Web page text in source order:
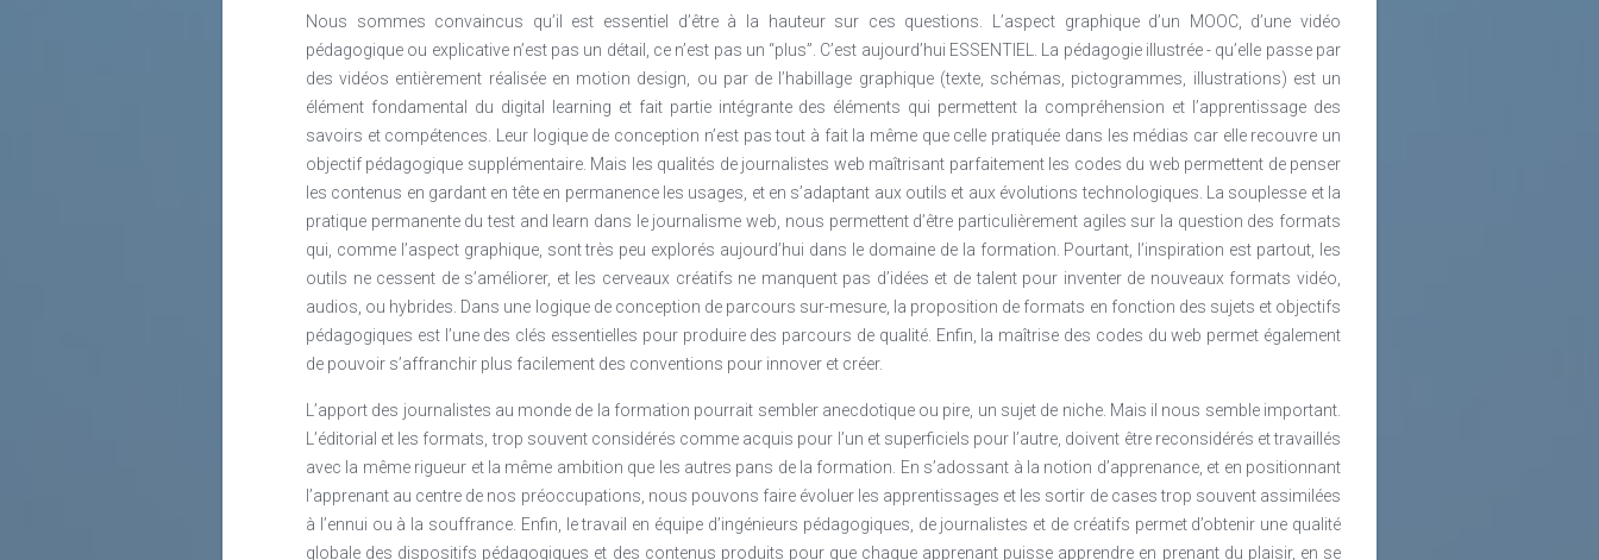
Nous sommes convaincus qu’il est essentiel d’être à la hauteur sur ces questions. L’aspect graphique d’un MOOC, d’une vidéo
pédagogique ou explicative n’est pas un détail, ce n’est pas un “plus”. C’est aujourd’hui ESSENTIEL. La pédagogie illustrée - qu’elle passe par
des vidéos entièrement réalisée en motion design, ou par de l’habillage graphique (texte, schémas, pictogrammes, illustrations) est un
élément fondamental du digital learning et fait partie intégrante des éléments qui permettent la compréhension et l’apprentissage des
savoirs et compétences. Leur logique de conception n’est pas tout à fait la même que celle pratiquée dans les médias car elle recouvre un
objectif pédagogique supplémentaire. Mais les qualités de journalistes web maîtrisant parfaitement les codes du web permettent de penser
les contenus en gardant en tête en permanence les usages, et en s’adaptant aux outils et aux évolutions technologiques. La souplesse et la
pratique permanente du test and learn dans le journalisme web, nous permettent d’être particulièrement agiles sur la question des formats
qui, comme l’aspect graphique, sont très peu explorés aujourd’hui dans le domaine de la formation. Pourtant, l’inspiration est partout, les
outils ne cessent de s’améliorer, et les cerveaux créatifs ne manquent pas d’idées et de talent pour inventer de nouveaux formats vidéo,
audios, ou hybrides. Dans une logique de conception de parcours sur-mesure, la proposition de formats en fonction des sujets et objectifs
pédagogiques est l’une des clés essentielles pour produire des parcours de qualité. Enfin, la maîtrise des codes du web permet également
de pouvoir s’affranchir plus facilement des conventions pour innover et créer.
L’apport des journalistes au monde de la formation pourrait sembler anecdotique ou pire, un sujet de niche. Mais il nous semble important.
L’éditorial et les formats, trop souvent considérés comme acquis pour l’un et superficiels pour l’autre, doivent être reconsidérés et travaillés
avec la même rigueur et la même ambition que les autres pans de la formation. En s’adossant à la notion d’apprenance, et en positionnant
l’apprenant au centre de nos préoccupations, nous pouvons faire évoluer les apprentissages et les sortir de cases trop souvent assimilées
à l’ennui ou à la souffrance. Enfin, le travail en équipe d’ingénieurs pédagogiques, de journalistes et de créatifs permet d’obtenir une qualité
globale des dispositifs pédagogiques et des contenus produits pour que chaque apprenant puisse apprendre en prenant du plaisir, en se